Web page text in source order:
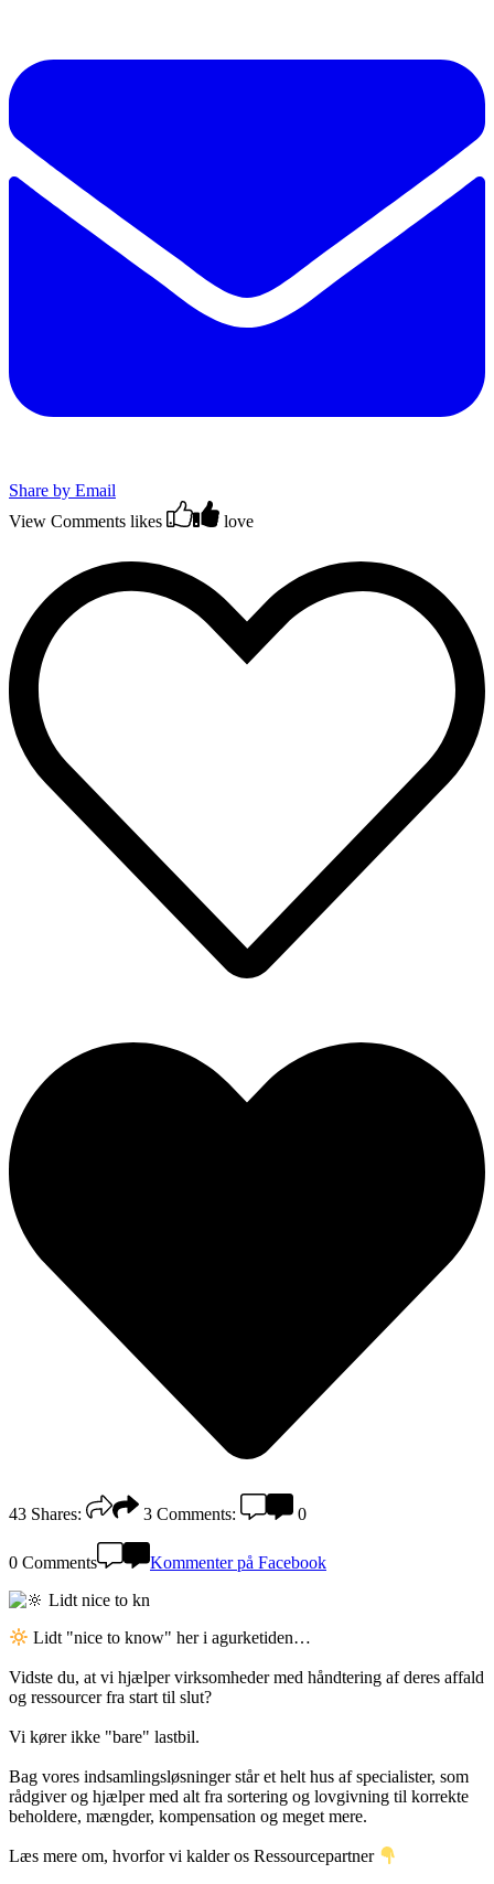
Share by Email
View Comments likes love
43 Shares: 3 Comments: 0
0 Comments Kommenter på Facebook
Lidt "nice to know" her i agurketiden…
Vidste du, at vi hjælper virksomheder med håndtering af deres affald
og ressourcer fra start til slut?
Vi kører ikke "bare" lastbil.
Bag vores indsamlingsløsninger står et helt hus af specialister, som
rådgiver og hjælper med alt fra sortering og lovgivning til korrekte
beholdere, mængder, kompensation og meget mere.
Læs mere om, hvorfor vi kalder os Ressourcepartner